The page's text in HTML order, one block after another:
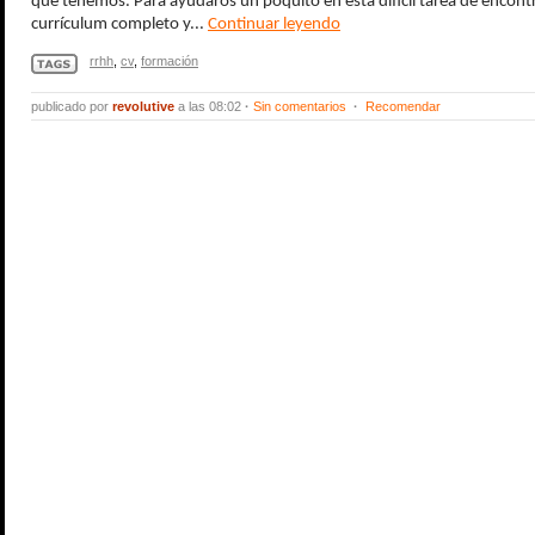
currículum completo y... Continuar leyendo
rrhh cv, formación
publicado por revolutive a las 08:02 · Sin comentarios · Recomendar